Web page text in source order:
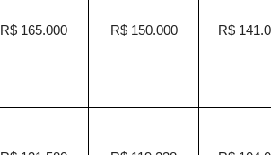
R$ 165.000 R$ 150.000 R$